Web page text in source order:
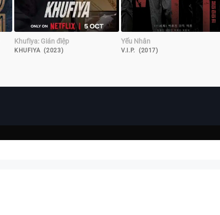
Khufiya: Gián điệp
KHUFIYA (2023)
Yếu Nhân
V.I.P. (2017)